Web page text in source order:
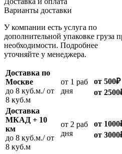
Варианты доставки
У компании есть услуга по
дополнительной упаковке груза
необходимости. Подробнее
уточняйте у менеджера.
Доставка по
Москве
до 8 куб.м./ от
8 куб.м
oт 1 раб
дня
от 500₽
от 2500
Доставка
МКАД + 10
км
до 8 куб.м./ от
8 куб.м
oт 2 раб
дня
от 1000
от 3000